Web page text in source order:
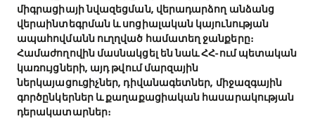
միգրացիայի նվազեցման, վերադարձող անձանց
վերաինտեգրման և սոցիալական կայունության
ապահովմանն ուղղված համատեղ ջանքերը։
Համաժողովին մասնակցել են նաև ՀՀ-ում պետական
կառույցների, այդ թվում մարզային
ներկայացուցիչներ, դիվանագետներ, միջազգային
գործընկերներ և քաղաքացիական հասարակության
դերակատարներ։